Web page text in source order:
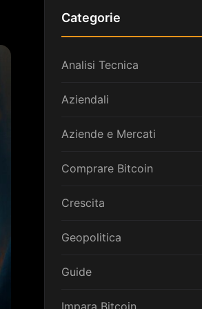
Categorie
Analisi Tecnica
Aziendali
Aziende e Mercati
Comprare Bitcoin
Crescita
Geopolitica
Guide
Impara Bitcoin